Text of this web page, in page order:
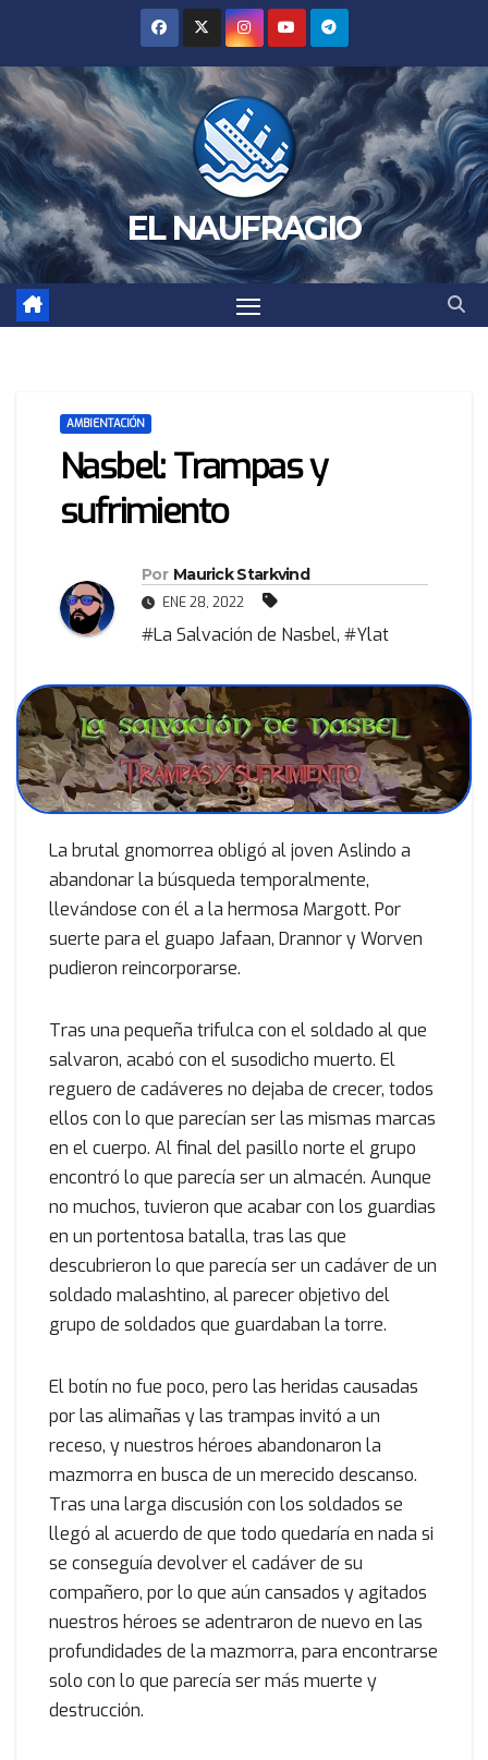
contenido
EL NAUFRAGIO
AMBIENTACIÓN
Nasbel: Trampas y
sufrimiento
Por Maurick Starkvind
ENE 28, 2022
#La Salvación de Nasbel, #Ylat
La brutal gnomorrea obligó al joven Aslindo a
abandonar la búsqueda temporalmente,
llevándose con él a la hermosa Margott. Por
suerte para el guapo Jafaan, Drannor y Worven
pudieron reincorporarse.
Tras una pequeña trifulca con el soldado al que
salvaron, acabó con el susodicho muerto. El
reguero de cadáveres no dejaba de crecer, todos
ellos con lo que parecían ser las mismas marcas
en el cuerpo. Al final del pasillo norte el grupo
encontró lo que parecía ser un almacén. Aunque
no muchos, tuvieron que acabar con los guardias
en un portentosa batalla, tras las que
descubrieron lo que parecía ser un cadáver de un
soldado malashtino, al parecer objetivo del
grupo de soldados que guardaban la torre.
El botín no fue poco, pero las heridas causadas
por las alimañas y las trampas invitó a un
receso, y nuestros héroes abandonaron la
mazmorra en busca de un merecido descanso.
Tras una larga discusión con los soldados se
llegó al acuerdo de que todo quedaría en nada si
se conseguía devolver el cadáver de su
compañero, por lo que aún cansados y agitados
nuestros héroes se adentraron de nuevo en las
profundidades de la mazmorra, para encontrarse
solo con lo que parecía ser más muerte y
destrucción.